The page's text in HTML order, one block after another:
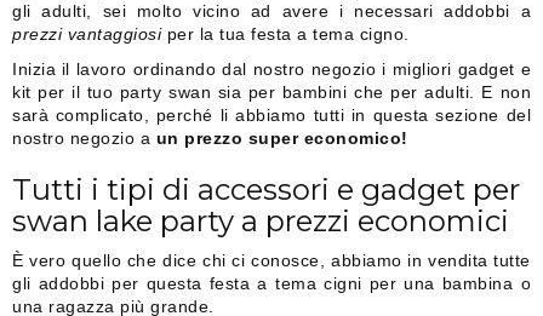
gli adulti, sei molto vicino ad avere i necessari addobbi a
prezzi vantaggiosiper la tua festa a tema cigno.
Inizia il lavoro ordinando dal nostro negozio i migliori gadget e
kit per il tuo party swan sia per bambini che per adulti. E non
sarà complicato, perché li abbiamo tutti in questa sezione del
nostro negozio a un prezzo super economico!
Tutti i tipi di accessori e gadget per
swan lake party a prezzi economici
È vero quello che dice chi ci conosce, abbiamo in vendita tutte
gli addobbi per questa festa a tema cigni per una bambina o
una ragazza più grande.